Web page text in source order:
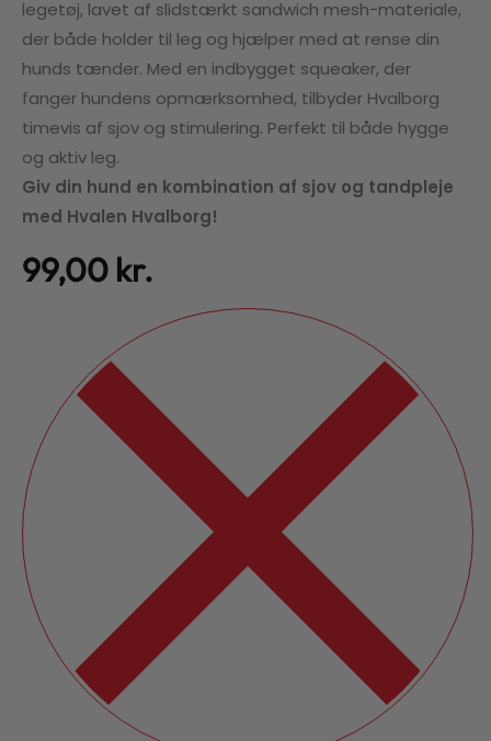
legetøj, lavet af slidstærkt sandwich mesh-materiale,
der både holder til leg og hjælper med at rense din
hunds tænder. Med en indbygget squeaker, der
fanger hundens opmærksomhed, tilbyder Hvalborg
timevis af sjov og stimulering. Perfekt til både hygge
og aktiv leg.
Giv din hund en kombination af sjov og tandpleje
med Hvalen Hvalborg!
99,00 kr.